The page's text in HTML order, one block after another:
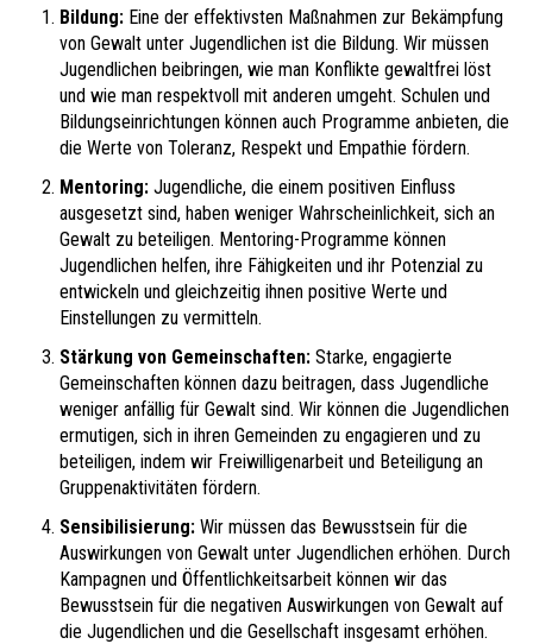
Bildung: Eine der effektivsten Maßnahmen zur Bekämpfung
von Gewalt unter Jugendlichen ist die Bildung. Wir müssen
Jugendlichen beibringen, wie man Konflikte gewaltfrei löst
und wie man respektvoll mit anderen umgeht. Schulen und
Bildungseinrichtungen können auch Programme anbieten, die
die Werte von Toleranz, Respekt und Empathie fördern.
Mentoring: Jugendliche, die einem positiven Einfluss
ausgesetzt sind, haben weniger Wahrscheinlichkeit, sich an
Gewalt zu beteiligen. Mentoring-Programme können
Jugendlichen helfen, ihre Fähigkeiten und ihr Potenzial zu
entwickeln und gleichzeitig ihnen positive Werte und
Einstellungen zu vermitteln.
Stärkung von Gemeinschaften: Starke, engagierte
Gemeinschaften können dazu beitragen, dass Jugendliche
weniger anfällig für Gewalt sind. Wir können die Jugendlichen
ermutigen, sich in ihren Gemeinden zu engagieren und zu
beteiligen, indem wir Freiwilligenarbeit und Beteiligung an
Gruppenaktivitäten fördern.
Sensibilisierung: Wir müssen das Bewusstsein für die
Auswirkungen von Gewalt unter Jugendlichen erhöhen. Durch
Kampagnen und Öffentlichkeitsarbeit können wir das
Bewusstsein für die negativen Auswirkungen von Gewalt auf
die Jugendlichen und die Gesellschaft insgesamt erhöhen.